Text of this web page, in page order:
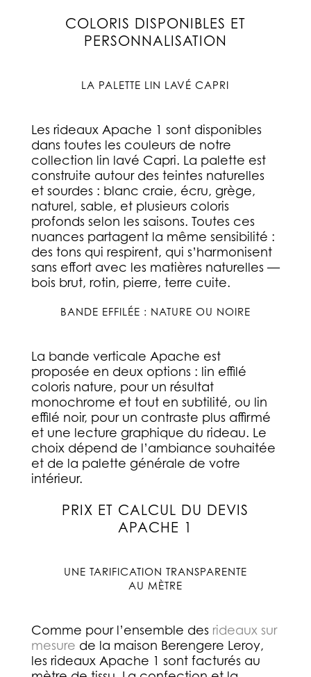
COLORIS DISPONIBLES ET
PERSONNALISATION
LA PALETTE LIN LAVÉ CAPRI
Les rideaux Apache 1 sont disponibles
dans toutes les couleurs de notre
collection lin lavé Capri. La palette est
construite autour des teintes naturelles
et sourdes : blanc craie, écru, grège,
naturel, sable, et plusieurs coloris
profonds selon les saisons. Toutes ces
nuances partagent la même sensibilité :
des tons qui respirent, qui s’harmonisent
sans effort avec les matières naturelles —
bois brut, rotin, pierre, terre cuite.
BANDE EFFILÉE : NATURE OU NOIRE
La bande verticale Apache est
proposée en deux options : lin effilé
coloris nature, pour un résultat
monochrome et tout en subtilité, ou lin
effilé noir, pour un contraste plus affirmé
et une lecture graphique du rideau. Le
choix dépend de l’ambiance souhaitée
et de la palette générale de votre
intérieur.
PRIX ET CALCUL DU DEVIS
APACHE 1
UNE TARIFICATION TRANSPARENTE
AU MÈTRE
Comme pour l’ensemble des rideaux sur
mesure de la maison Berengere Leroy,
les rideaux Apache 1 sont facturés au